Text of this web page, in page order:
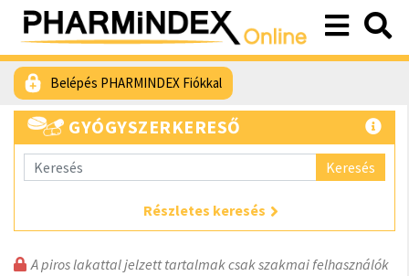
Belépés PHARMINDEX Fiókkal
GYÓGYSZERKERESŐ
Keresés
Részletes keresés
A piros lakattal jelzett tartalmak csak szakmai felhasználók